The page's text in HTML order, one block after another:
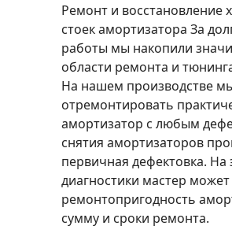
Ремонт и восстановление
стоек амортизатора За
работы мы накопили
области ремонта и
На нашем производстве
отремонтировать
амортизатор с любым
снятия амортизаторов
первичная дефектовка. На
диагностики мастер
ремонтопригодность
сумму и сроки ремонта.